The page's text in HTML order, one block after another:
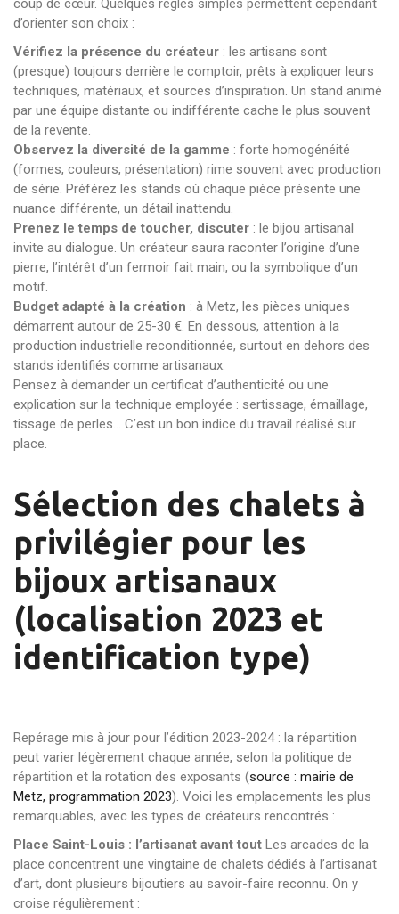
coup de cœur. Quelques règles simples permettent cependant
d’orienter son choix :
Vérifiez la présence du créateur : les artisans sont
(presque) toujours derrière le comptoir, prêts à expliquer leurs
techniques, matériaux, et sources d’inspiration. Un stand animé
par une équipe distante ou indifférente cache le plus souvent
de la revente.
Observez la diversité de la gamme : forte homogénéité
(formes, couleurs, présentation) rime souvent avec production
de série. Préférez les stands où chaque pièce présente une
nuance différente, un détail inattendu.
Prenez le temps de toucher, discuter : le bijou artisanal
invite au dialogue. Un créateur saura raconter l’origine d’une
pierre, l’intérêt d’un fermoir fait main, ou la symbolique d’un
motif.
Budget adapté à la création : à Metz, les pièces uniques
démarrent autour de 25-30 €. En dessous, attention à la
production industrielle reconditionnée, surtout en dehors des
stands identifiés comme artisanaux.
Pensez à demander un certificat d’authenticité ou une
explication sur la technique employée : sertissage, émaillage,
tissage de perles… C’est un bon indice du travail réalisé sur
place.
Sélection des chalets à
privilégier pour les
bijoux artisanaux
(localisation 2023 et
identification type)
Repérage mis à jour pour l’édition 2023-2024 : la répartition
peut varier légèrement chaque année, selon la politique de
répartition et la rotation des exposants (source : mairie de
Metz, programmation 2023). Voici les emplacements les plus
remarquables, avec les types de créateurs rencontrés :
Place Saint-Louis : l’artisanat avant tout Les arcades de la
place concentrent une vingtaine de chalets dédiés à l’artisanat
d’art, dont plusieurs bijoutiers au savoir-faire reconnu. On y
croise régulièrement :